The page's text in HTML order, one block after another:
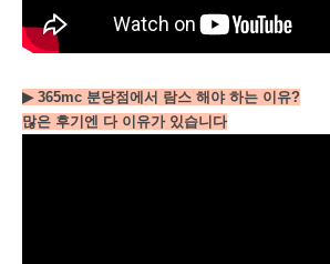
▶ 365mc 분당점에서 람스 해야 하는 이유?
많은 후기엔 다 이유가 있습니다